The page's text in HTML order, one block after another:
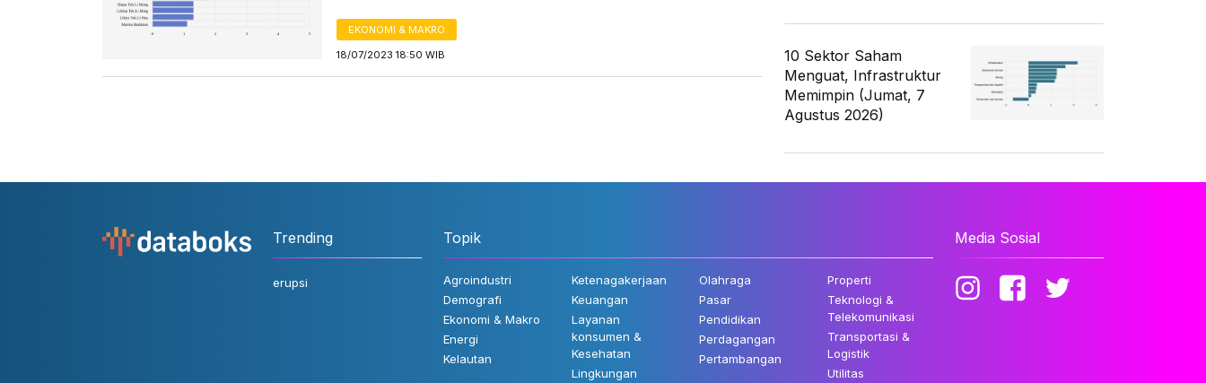
EKONOMI & MAKRO
18/07/2023 18:50 WIB
10 Sektor Saham
Menguat, Infrastruktur
Memimpin (Jumat, 7
Agustus 2026)
Trending
erupsi
Topik
Agroindustri
Demografi
Ekonomi & Makro
Energi
Kelautan
Ketenagakerjaan
Keuangan
Layanan
konsumen &
Kesehatan
Lingkungan
Olahraga
Pasar
Pendidikan
Perdagangan
Pertambangan
Properti
Teknologi &
Telekomunikasi
Transportasi &
Logistik
Utilitas
Media Sosial